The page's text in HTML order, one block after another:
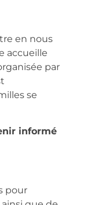
en nous
accueille
par
se
informé
pour